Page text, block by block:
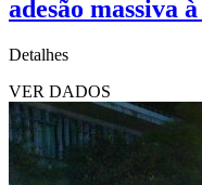
adesão massiva
Detalhes
VER DADOS